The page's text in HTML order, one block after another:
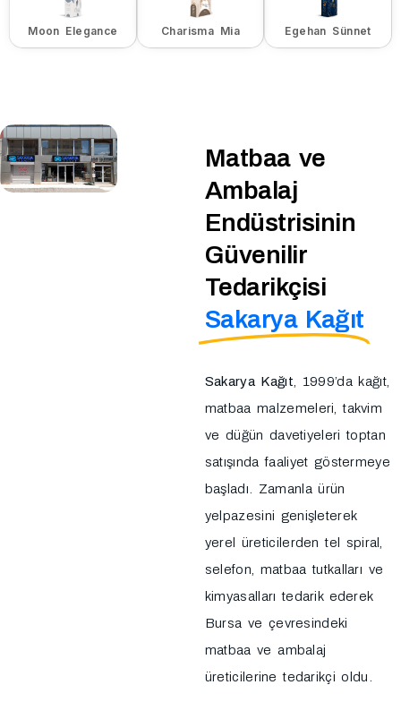
Moon Elegance Charisma Mia Egehan Sünnet
Matbaa ve
Ambalaj
Endüstrisinin
Güvenilir
Tedarikçisi
Sakarya Kağıt
Sakarya Kağıt, 1999’da kağıt,
matbaa malzemeleri, takvim
ve düğün davetiyeleri toptan
satışında faaliyet göstermeye
başladı. Zamanla ürün
yelpazesini genişleterek
yerel üreticilerden tel spiral,
selefon, matbaa tutkalları ve
kimyasalları tedarik ederek
Bursa ve çevresindeki
matbaa ve ambalaj
üreticilerine tedarikçi oldu.